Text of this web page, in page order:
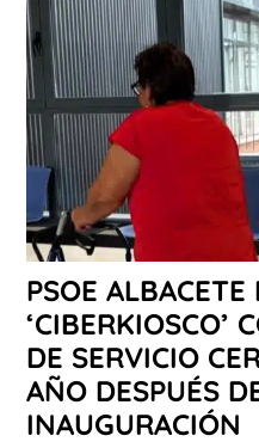
PSOE
‘CIBERKIOSCO’
DE SERVICIO
AÑO DESPUÉS
INAUGURACIÓN